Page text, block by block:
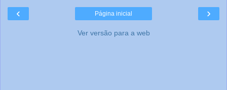
‹ ›
Página inicial
Ver versão para a web